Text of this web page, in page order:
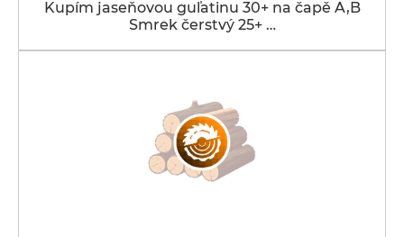
Kupím jaseňovou guľatinu 30+ na čapě A,B
Smrek čerstvý 25+ …